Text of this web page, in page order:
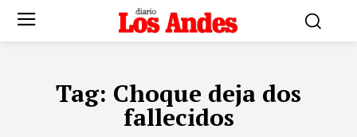
Tag: Choque deja dos
fallecidos